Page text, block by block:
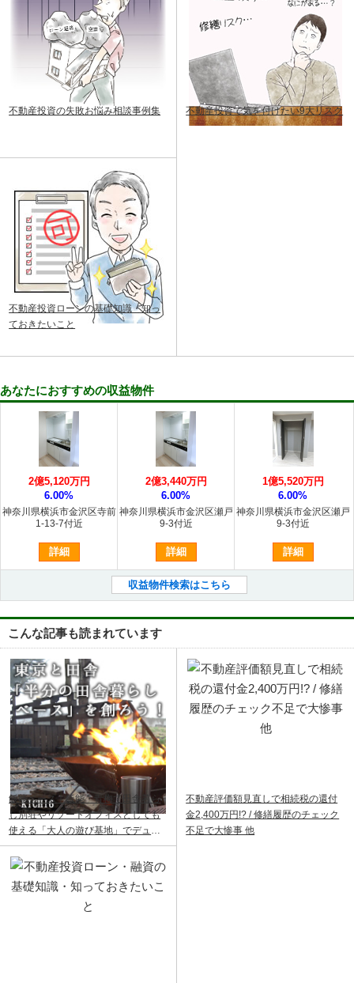
不動産投資の失敗お悩み相談事例集 不動産投資で気を付けたい9大リスク
不動産投資ローンの基礎知識・知っ
ておきたいこと
あなたにおすすめの収益物件
神奈川県横浜市金沢区寺前
1-13-7付近
2億5,120万円
6.00%
詳細
神奈川県横浜市金沢区瀬戸
9-3付近
2億3,440万円
6.00%
詳細
神奈川県横浜市金沢区瀬戸
9-3付近
1億5,520万円
6.00%
詳細
収益物件検索はこちら
こんな記事も読まれています
飯能ベース｜飯能・青梅で田舎暮ら
し別荘やリゾートオフィスとしても
使える「大人の遊び基地」でデュア
ルライフ
不動産評価額見直しで相続税の還付
金2,400万円!? / 修繕履歴のチェック
不足で大惨事 他